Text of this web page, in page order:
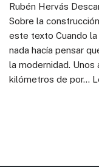
Rubén Hervás
Sobre la
este texto Cuando la
nada hacía pensar
la modernidad. Unos
kilómetros de por…